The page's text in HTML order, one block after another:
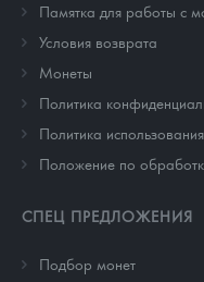
Памятка для работы с
Условия возврата
Монеты
Политика
Политика
Положение по
СПЕЦ ПРЕДЛОЖЕНИЯ
Подбор монет